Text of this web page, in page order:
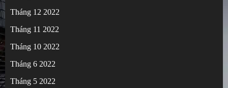
Tháng 12 2022
Tháng 11 2022
Tháng 10 2022
Tháng 6 2022
Tháng 5 2022